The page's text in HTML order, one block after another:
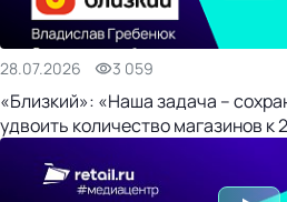
28.07.2026 3 059
«Близкий»: «Наша задача –
удвоить количество магазинов к